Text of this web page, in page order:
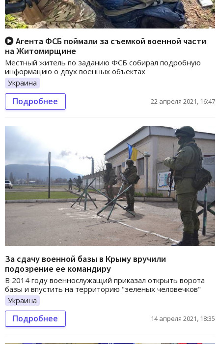
Агента ФСБ поймали за съемкой военной части
на Житомирщине
Местный житель по заданию ФСБ собирал подробную
информацию о двух военных объектах
Украина
Подробнее 22 апреля 2021, 16:47
За сдачу военной базы в Крыму вручили
подозрение ее командиру
В 2014 году военнослужащий приказал открыть ворота
базы и впустить на территорию "зеленых человечков"
Украина
Подробнее 14 апреля 2021, 18:35